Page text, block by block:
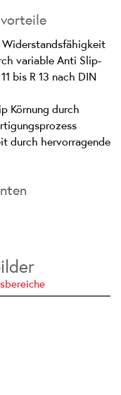
Widerstandsfähigkeit
variable Anti Slip-
bis R 13 nach DIN
Körnung durch
durch hervorragende